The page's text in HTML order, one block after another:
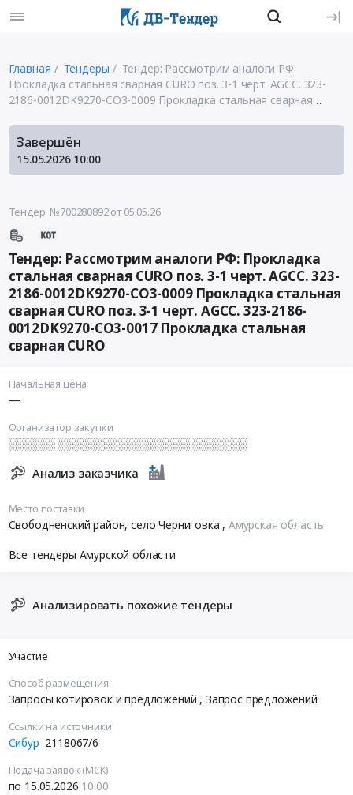
Главная Тендеры
Тендер: Рассмотрим аналоги РФ:
Прокладка стальная сварная CURO поз. 3-1 черт. AGCC. 323-
2186-0012DK9270-CO3-0009 Прокладка стальная сварная
Прокладка стальная сварная CURO
Завершён
15.05.2026 10:00
Тендер №700280892от 05.05.26
Тендер: Рассмотрим аналоги РФ: Прокладка
стальная сварная CURO поз. 3-1 черт. AGCC. 323-
2186-0012DK9270-CO3-0009 Прокладка стальная
сварная CURO поз. 3-1 черт. AGCC. 323-2186-
0012DK9270-CO3-0017 Прокладка стальная
сварная CURO
Начальная цена
—
Организатор закупки
░░░░░░ ░░░░░░░░░░░░░░░░░ ░░░░░░░
Анализ заказчика
Место поставки
Свободненский район, село Черниговка , Амурская область
Все тендеры Амурской области
Анализировать похожие тендеры
Участие
Способ размещения
Запросы котировок и предложений , Запрос предложений
Ссылки на источники
Сибур 2118067/6
Подача заявок (МСК)
по 15.05.2026 10:00